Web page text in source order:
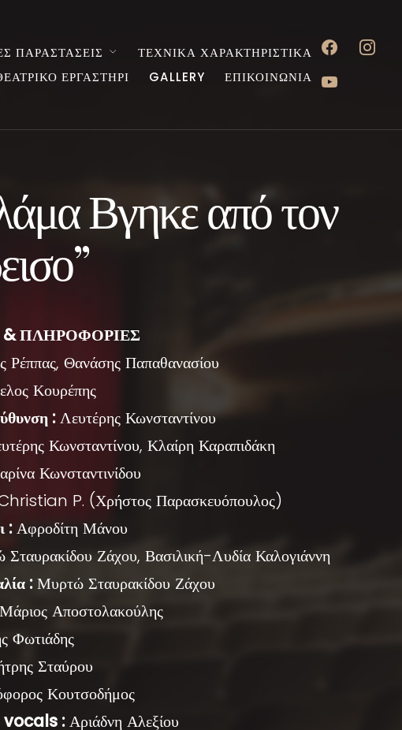
ΠΑΡΑΣΤΑΣΕΙΣ
ΤΕΧΝΙΚΑ ΧΑΡΑΚΤΗΡΙΣΤΙΚΑ
ΕΡΓΑΣΤΗΡΙ
GALLERY ΕΠΙΚΟΙΝΩΝΙΑ
facebook
youtube
Βγηκε από τον
ΠΛΗΡΟΦΟΡΙΕΣ
Ρέππας, Θανάσης Παπαθανασίου
Κουρέπης
:Λευτέρης Κωνσταντίνου
Κωνσταντίνου, Κλαίρη Καραπιδάκη
Κωνσταντινίδου
P. (Χρήστος Παρασκευόπουλος)
:Αφροδίτη Μάνου
Ζάχου, Βασιλική-Λυδία Καλογιάννη
:Μυρτώ Σταυρακίδου Ζάχου
Αποστολακούλης
Φωτιάδης
Σταύρου
Κουτσοδήμος
:Αριάδνη Αλεξίου